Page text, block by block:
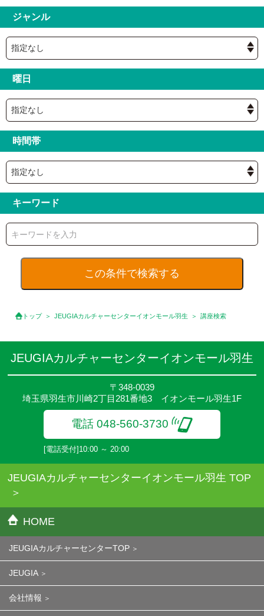
ジャンル
曜日
時間帯
キーワード
トップ JEUGIAカルチャーセンターイオンモール羽生 講座検索
JEUGIAカルチャーセンターイオンモール羽生
〒348-0039
埼玉県羽生市川崎2丁目281番地3 イオンモール羽生1F
電話 048-560-3730
[電話受付]10:00 ～ 20:00
JEUGIAカルチャーセンターイオンモール羽生 TOP
HOME
JEUGIAカルチャーセンターTOP
JEUGIA
会社情報